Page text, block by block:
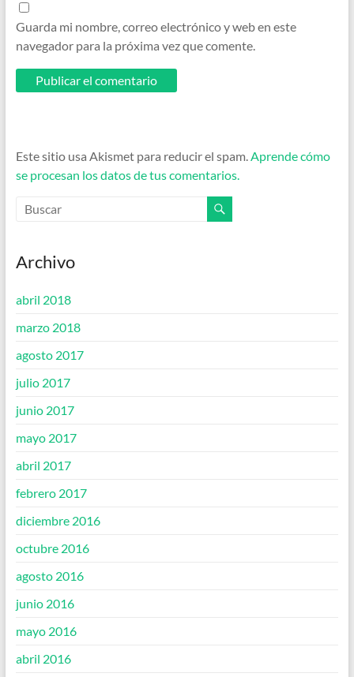
Guarda mi nombre, correo electrónico y web en este
navegador para la próxima vez que comente.
Este sitio usa Akismet para reducir el spam. Aprende cómo
se procesan los datos de tus comentarios.
Archivo
abril 2018
marzo 2018
agosto 2017
julio 2017
junio 2017
mayo 2017
abril 2017
febrero 2017
diciembre 2016
octubre 2016
agosto 2016
junio 2016
mayo 2016
abril 2016